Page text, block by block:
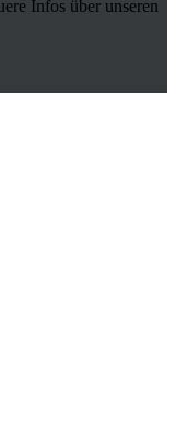
Infos über unseren